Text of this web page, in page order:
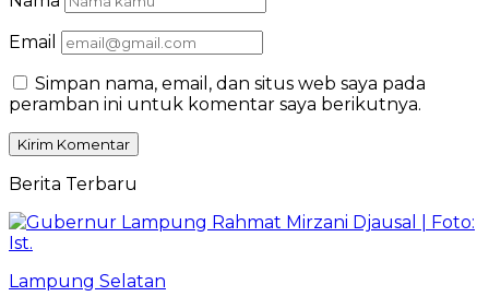
Email
Simpan nama, email, dan situs web saya pada
peramban ini untuk komentar saya berikutnya.
Berita Terbaru
Lampung Selatan